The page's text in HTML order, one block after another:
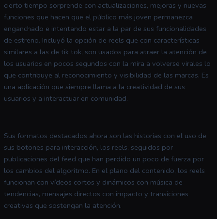
cierto tiempo sorprende con actualizaciones, mejoras y nuevas
funciones que hacen que el público más joven permanezca
enganchado e intentando estar a la par de sus funcionalidades
de estreno. Incluyó la opción de reels que con características
similares a las de tik tok, son usados para atraer la atención de
los usuarios en pocos segundos con la mira a volverse virales lo
que contribuye al reconocimiento y visibilidad de las marcas. Es
una aplicación que siempre llama a la creatividad de sus
usuarios y a interactuar en comunidad.
Sus formatos destacados ahora son las historias con el uso de
sus botones para interacción, los reels, seguidos por
publicaciones del feed que han perdido un poco de fuerza por
los cambios del algoritmo. En el plano del contenido, los reels
funcionan con vídeos cortos y dinámicos con música de
tendencias, mensajes directos con impacto y transiciones
creativas que sostengan la atención.